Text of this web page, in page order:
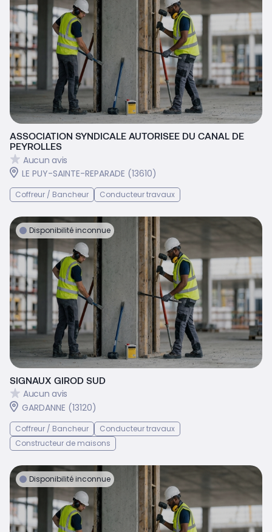
ASSOCIATION SYNDICALE AUTORISEE DU CANAL DE
PEYROLLES
Aucun avis
LE PUY-SAINTE-REPARADE (13610)
Coffreur / Bancheur Conducteur travaux
Disponibilité inconnue
SIGNAUX GIROD SUD
Aucun avis
GARDANNE (13120)
Coffreur / Bancheur
Conducteur travaux
Constructeur de maisons
Disponibilité inconnue